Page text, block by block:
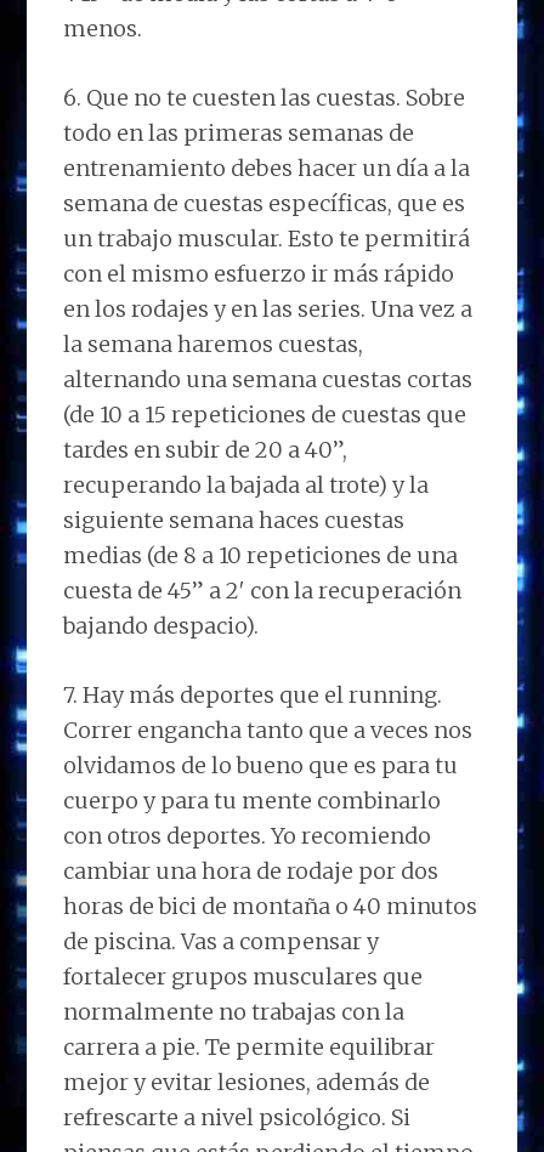
menos.
6. Que no te cuesten las cuestas. Sobre
todo en las primeras semanas de
entrenamiento debes hacer un día a la
semana de cuestas específicas, que es
un trabajo muscular. Esto te permitirá
con el mismo esfuerzo ir más rápido
en los rodajes y en las series. Una vez a
la semana haremos cuestas,
alternando una semana cuestas cortas
(de 10 a 15 repeticiones de cuestas que
tardes en subir de 20 a 40”,
recuperando la bajada al trote) y la
siguiente semana haces cuestas
medias (de 8 a 10 repeticiones de una
cuesta de 45” a 2′ con la recuperación
bajando despacio).
7. Hay más deportes que el running.
Correr engancha tanto que a veces nos
olvidamos de lo bueno que es para tu
cuerpo y para tu mente combinarlo
con otros deportes. Yo recomiendo
cambiar una hora de rodaje por dos
horas de bici de montaña o 40 minutos
de piscina. Vas a compensar y
fortalecer grupos musculares que
normalmente no trabajas con la
carrera a pie. Te permite equilibrar
mejor y evitar lesiones, además de
refrescarte a nivel psicológico. Si